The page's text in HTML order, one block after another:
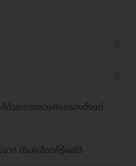
ด้วยการตรวจคัดกรองตั้งแต่
ก ใช้แค่เลือดก็รู้ผลได้